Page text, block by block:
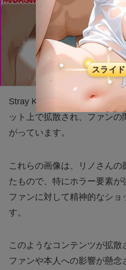
Stray Kidsのリノさんに関す
ット上で拡散され、ファン
がっています。
これらの画像は、リノさんの
たもので、特にホラー要素が
ファンに対して精神的なショ
す。
このようなコンテンツが拡散
ファンや本人への影響が懸念